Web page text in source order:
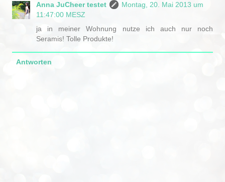
Anna JuCheer testet
Montag, 20. Mai 2013 um
11:47:00 MESZ
ja in meiner Wohnung nutze ich auch nur noch
Seramis! Tolle Produkte!
Antworten